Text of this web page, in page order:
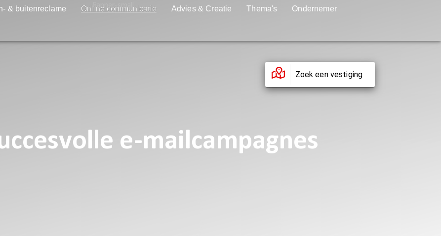
& buitenreclame Online communicatie Advies & Creatie Thema's
Ondernemer
Zoek een vestiging
e-mailcampagnes